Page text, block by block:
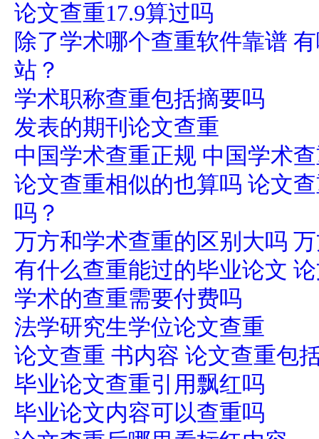
论文查重17.9算过吗
除了学术哪个查重软件靠谱
站？
学术职称查重包括摘要吗
发表的期刊论文查重
中国学术查重正规 中国学术
论文查重相似的也算吗 论文
吗？
万方和学术查重的区别大吗
有什么查重能过的毕业论文
学术的查重需要付费吗
法学研究生学位论文查重
论文查重 书内容 论文查重包
毕业论文查重引用飘红吗
毕业论文内容可以查重吗